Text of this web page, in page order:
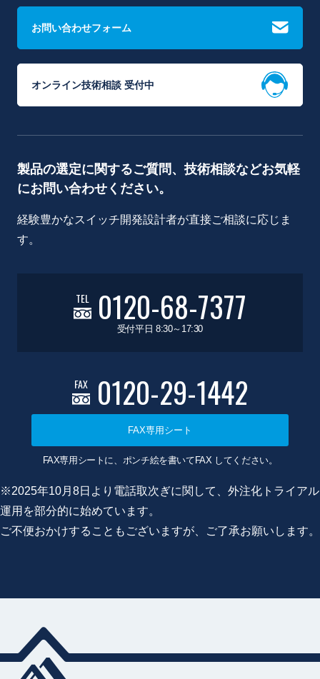
お問い合わせフォーム
オンライン技術相談 受付中
製品の選定に関するご質問、技術相談などお気軽
にお問い合わせください。
経験豊かなスイッチ開発設計者が直接ご相談に応じま
す。
TEL 0120-68-7377
受付平日 8:30～17:30
FAX 0120-29-1442
FAX専用シート
FAX専用シートに、ポンチ絵を書いてFAX してください。
※2025年10月8日より電話取次ぎに関して、外注化トライアル
運用を部分的に始めています。
ご不便おかけすることもございますが、ご了承お願いします。